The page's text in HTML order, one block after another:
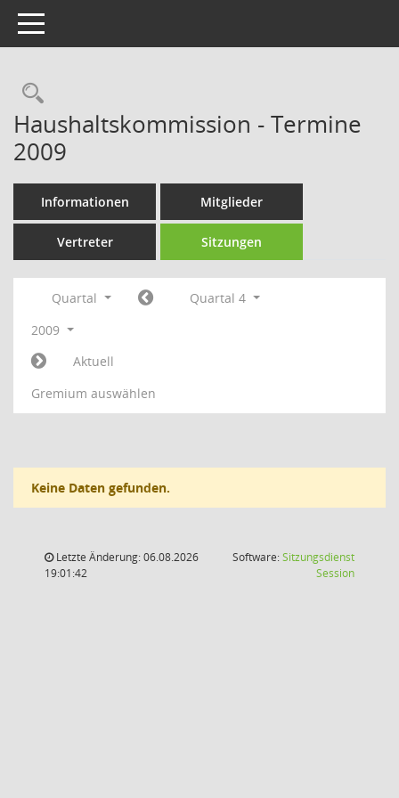
Toggle navigation
Rechercheauswahl
Haushaltskommission - Termine
2009
Informationen Mitglieder
Vertreter Sitzungen
Quartal
Quartal 4
2009
Aktuell
Gremium auswählen
Keine Daten gefunden.
Letzte Änderung: 06.08.2026
19:01:42
Software:Sitzungsdienst
Session(Wird in